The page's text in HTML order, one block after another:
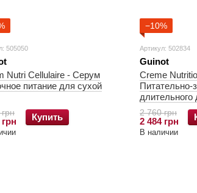
505050
Nutri Cellulaire - Серум
питание для сухой
Купить
−10%
Артикул: 502834
Guinot
Creme
Питательно-
длительного
2 760 грн
2 484 грн
В наличии